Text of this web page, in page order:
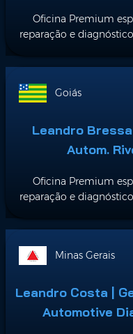
Oficina Premium
reparação e
Goiás
Leandro
Autom.
Oficina Premium
reparação e
Minas Gerais
Leandro Costa |
Automotive